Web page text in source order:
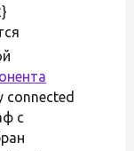
connected
с